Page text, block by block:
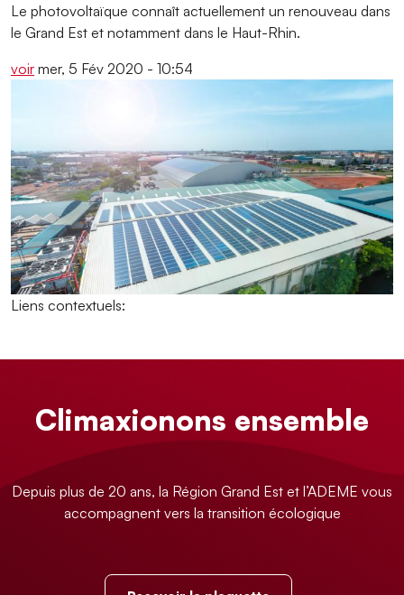
Le photovoltaïque connaît actuellement un renouveau dans
le Grand Est et notamment dans le Haut-Rhin.
voir mer, 5 Fév 2020 - 10:54
Liens contextuels:
Climaxionons ensemble
Depuis plus de 20 ans, la Région Grand Est et l’ADEME vous
accompagnent vers la transition écologique